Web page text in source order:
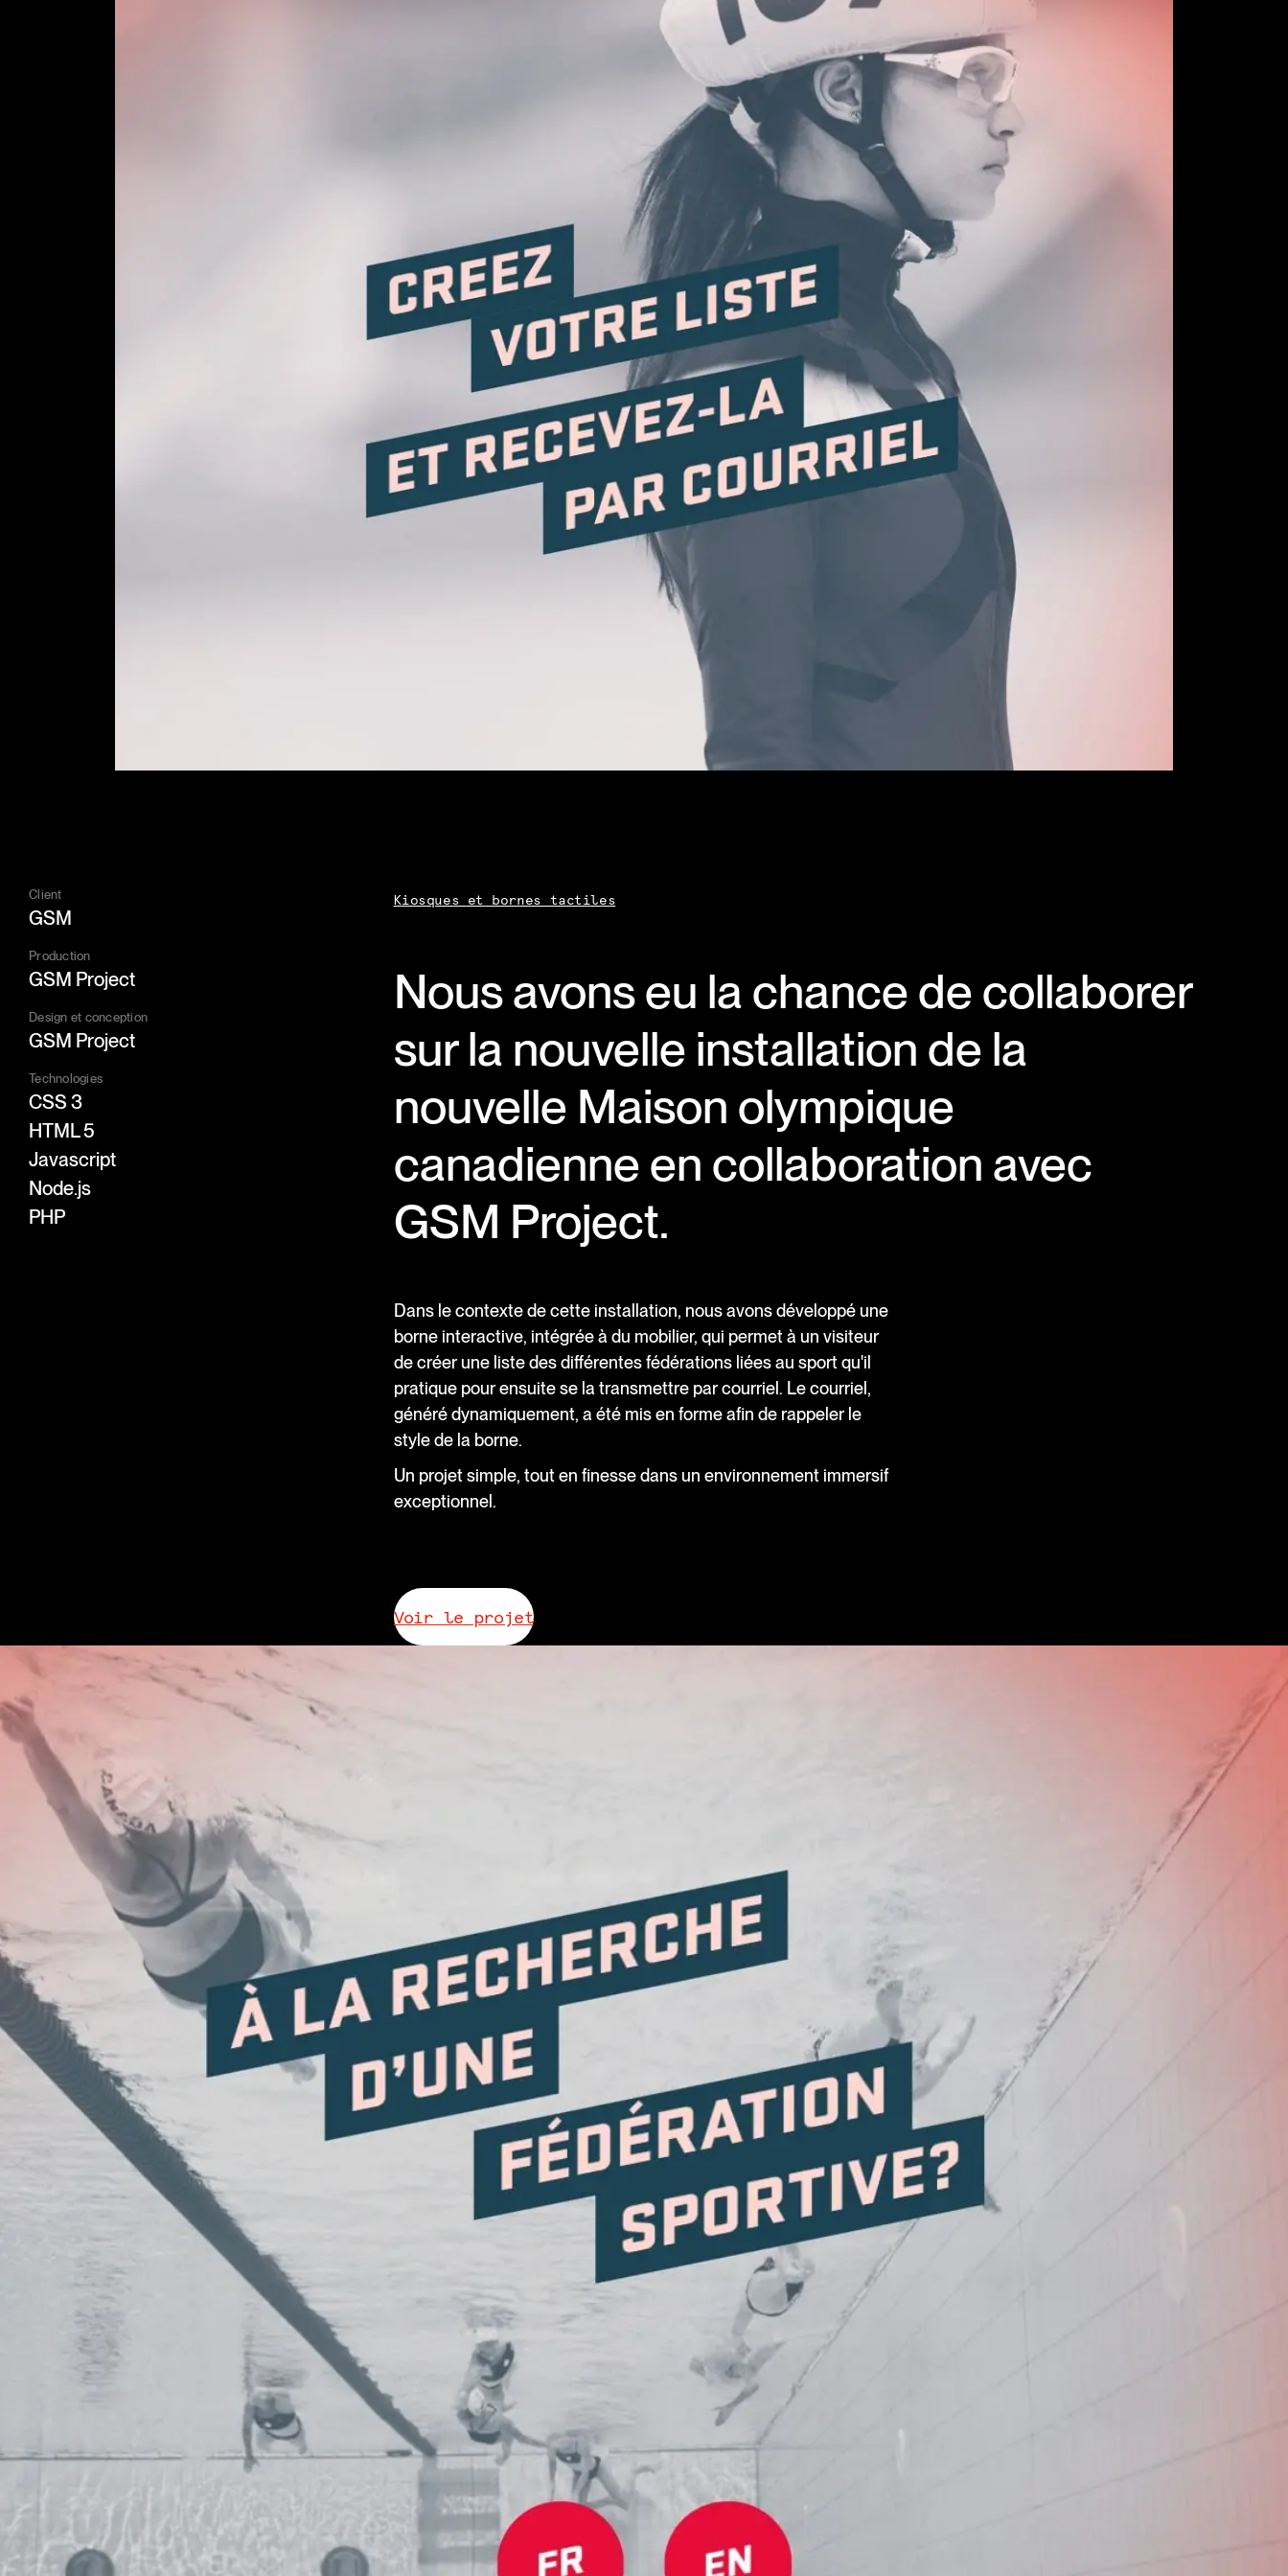
Client
GSM
Production
GSM Project
Design et conception
GSM Project
Technologies
CSS 3
HTML 5
Javascript
Node.js
PHP
Kiosques et bornes tactiles
Nous avons eu la chance de collaborer
sur la nouvelle installation de la
nouvelle Maison olympique
canadienne en collaboration avec
GSM Project.
Dans le contexte de cette installation, nous avons développé une
borne interactive, intégrée à du mobilier, qui permet à un visiteur
de créer une liste des différentes fédérations liées au sport qu'il
pratique pour ensuite se la transmettre par courriel. Le courriel,
généré dynamiquement, a été mis en forme afin de rappeler le
style de la borne.
Un projet simple, tout en finesse dans un environnement immersif
exceptionnel.
Voir le projet